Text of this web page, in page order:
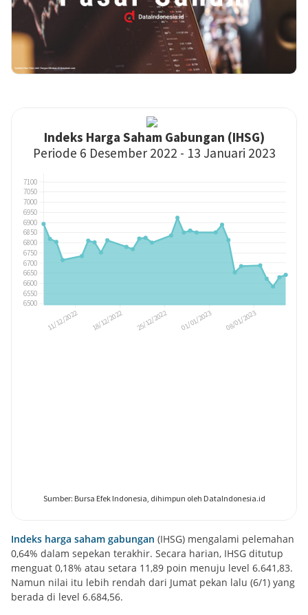
Indeks harga saham gabungan (IHSG) mengalami pelemahan
0,64% dalam sepekan terakhir. Secara harian, IHSG ditutup
menguat 0,18% atau setara 11,89 poin menuju level 6.641,83.
Namun nilai itu lebih rendah dari Jumat pekan lalu (6/1) yang
berada di level 6.684,56.